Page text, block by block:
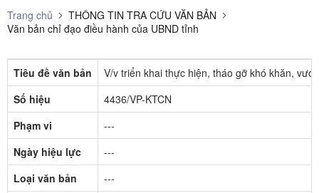
Trang chủ
THÔNG TIN TRA CỨU VĂN BẢN
Văn bản chỉ đạo điều hành của UBND tỉnh
Tiêu đề văn bản
V/v triển khai thực hiện, tháo gỡ khó khăn,
Số hiệu
4436/VP-KTCN
Phạm vi
---
Ngày hiệu lực
---
Loại văn bản
---